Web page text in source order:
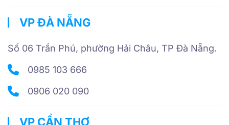
VP ĐÀ NẴNG
Số 06 Trần Phú, phường Hải Châu, TP Đà Nẵng.
0985 103 666
0906 020 090
VP CẦN THƠ